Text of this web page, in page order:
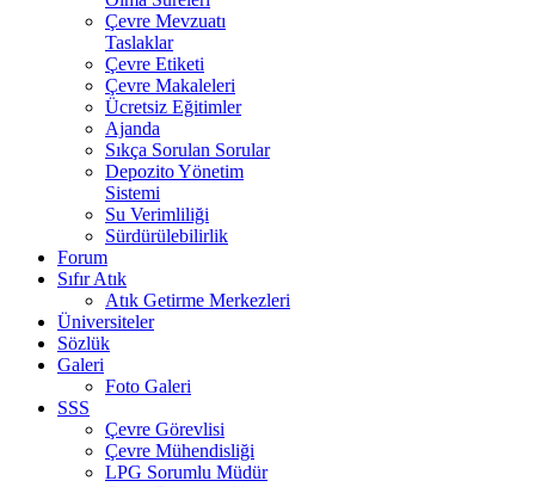
Çevre Mevzuatı
Taslaklar
Çevre Etiketi
Çevre Makaleleri
Ücretsiz Eğitimler
Ajanda
Sıkça Sorulan Sorular
Depozito Yönetim
Sistemi
Su Verimliliği
Sürdürülebilirlik
Forum
Sıfır Atık
Atık Getirme Merkezleri
Üniversiteler
Sözlük
Galeri
Foto Galeri
SSS
Çevre Görevlisi
Çevre Mühendisliği
LPG Sorumlu Müdür